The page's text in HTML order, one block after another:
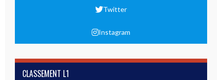
Twitter
Instagram
CLASSEMENT L1